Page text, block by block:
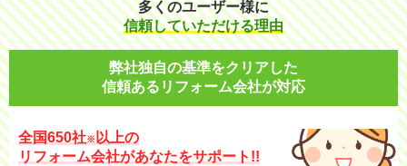
多くのユーザー様に
信頼していただける理由
弊社独自の基準をクリアした
信頼あるリフォーム会社が対応
全国650社※以上の
リフォーム会社があなたをサポート!!